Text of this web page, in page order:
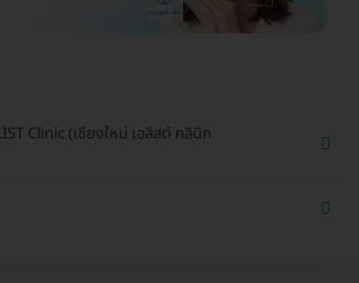
Clinic (เชียงใหม่ เอลิสต์ คลินิก